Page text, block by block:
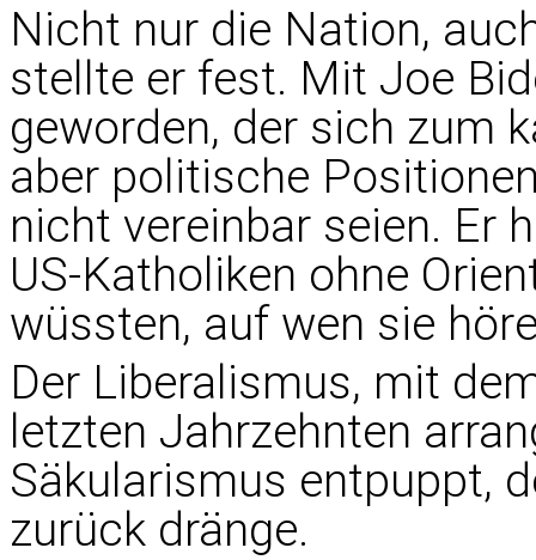
Nicht nur die Nation,
stellte er fest. Mit Joe
geworden, der sich zum
aber politische
nicht vereinbar seien. Er
US-Katholiken ohne
wüssten, auf wen sie
Der Liberalismus, mit
letzten Jahrzehnten
Säkularismus entpuppt,
zurück dränge.